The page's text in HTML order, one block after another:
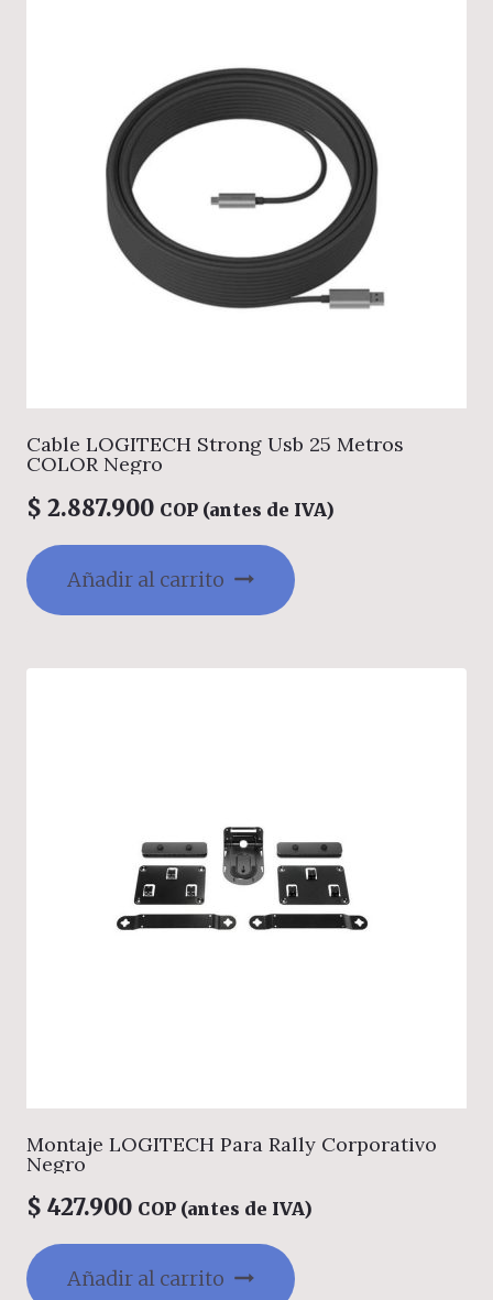
Cable LOGITECH Strong Usb 25 Metros
COLOR Negro
$ 2.887.900 COP (antes de IVA)
Añadir al carrito
Montaje LOGITECH Para Rally Corporativo
Negro
$ 427.900 COP (antes de IVA)
Añadir al carrito